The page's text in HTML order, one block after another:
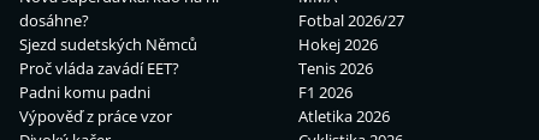
dosáhne?
Sjezd sudetských Němců
Proč vláda zavádí EET?
Padni komu padni
Výpověď z práce vzor
Fotbal 2026/27
Hokej 2026
Tenis 2026
F1 2026
Atletika 2026